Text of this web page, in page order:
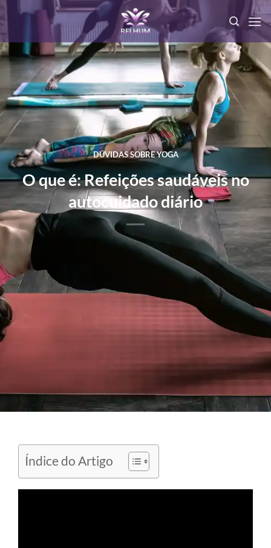
DÚVIDAS SOBRE YOGA
O que é: Refeições saudáveis no
autocuidado diário
Índice do Artigo